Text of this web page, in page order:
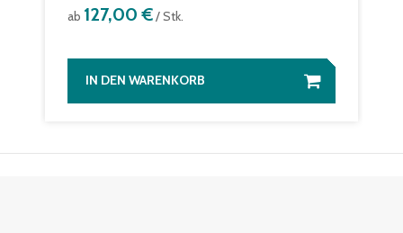
ab 127,00 €/ Stk.
IN DEN WARENKORB